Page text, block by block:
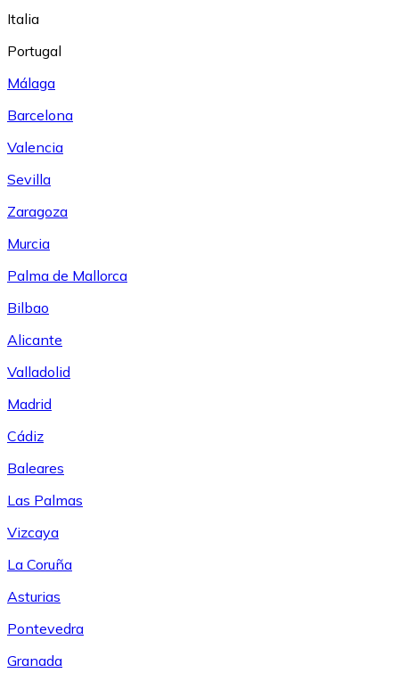
Italia
Portugal
Málaga
Barcelona
Valencia
Sevilla
Zaragoza
Murcia
Palma de Mallorca
Bilbao
Alicante
Valladolid
Madrid
Cádiz
Baleares
Las Palmas
Vizcaya
La Coruña
Asturias
Pontevedra
Granada